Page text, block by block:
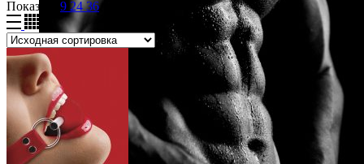
Показать 9 2436